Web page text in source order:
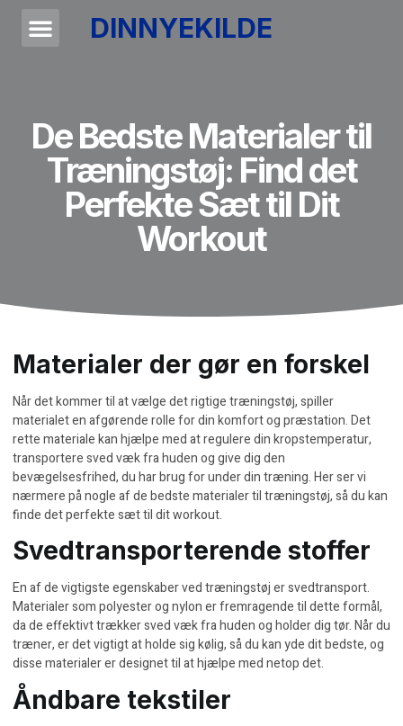
DINNYEKILDE
De Bedste Materialer til
Træningstøj: Find det
Perfekte Sæt til Dit
Workout
Materialer der gør en forskel
Når det kommer til at vælge det rigtigetræningstøj, spiller
materialet en afgørende rolle for din komfort og præstation. Det
rette materiale kan hjælpe med at regulere din kropstemperatur,
transportere sved væk fra huden og give dig den
bevægelsesfrihed, du har brug for under din træning. Her ser vi
nærmere på nogle af de bedste materialer til træningstøj, så du kan
finde det perfekte sæt til dit workout.
Svedtransporterende stoffer
En af de vigtigste egenskaber ved træningstøj er svedtransport.
Materialer som polyester og nylon er fremragende til dette formål,
da de effektivt trækker sved væk fra huden og holder dig tør. Når du
træner, er det vigtigt at holde sig kølig, så du kan yde dit bedste, og
disse materialer er designet til at hjælpe med netop det.
Åndbare tekstiler